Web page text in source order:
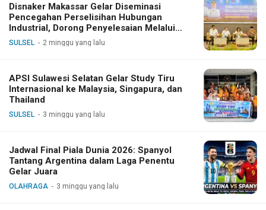
Disnaker Makassar Gelar Diseminasi
Pencegahan Perselisihan Hubungan
Industrial, Dorong Penyelesaian Melalui
Dialog
SULSEL 2 minggu yang lalu
APSI Sulawesi Selatan Gelar Study Tiru
Internasional ke Malaysia, Singapura, dan
Thailand
SULSEL 3 minggu yang lalu
Jadwal Final Piala Dunia 2026: Spanyol
Tantang Argentina dalam Laga Penentu
Gelar Juara
OLAHRAGA 3 minggu yang lalu